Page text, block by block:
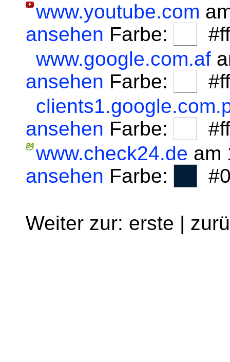
www.youtube.com
ansehen Farbe:
www.google.com.af
ansehen Farbe:
ansehen Farbe:
www.check24.de am
ansehen Farbe:
Weiter zur: erste |